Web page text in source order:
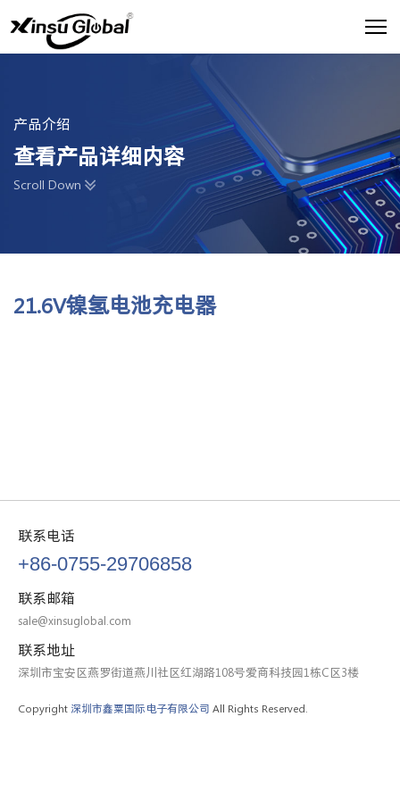
产品介绍
查看产品详细内容
Scroll Down
21.6V镍氢电池充电器
联系电话
+86-0755-29706858
联系邮箱
sale@xinsuglobal.com
联系地址
深圳市宝安区燕罗街道燕川社区红湖路108号爱商科技园1栋C区3楼
Copyright 深圳市鑫粟国际电子有限公司 All Rights Reserved.